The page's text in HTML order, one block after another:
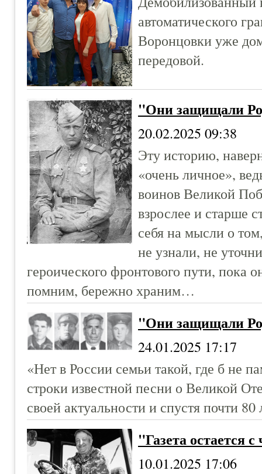
автоматического
Воронцовки уже
передовой.
"Они защищали
20.02.2025 09:38
Эту историю,
«очень личное»,
воинов Великой
взрослее и старше
себя на мысли о
не узнали, не
героического фронтового пути, пока
помним, бережно храним…
"Они защищали
24.01.2025 17:17
«Нет в России семьи такой, где б не
строки известной песни о Великой
своей актуальности и спустя почти
"Газета остается
10.01.2025 17:06